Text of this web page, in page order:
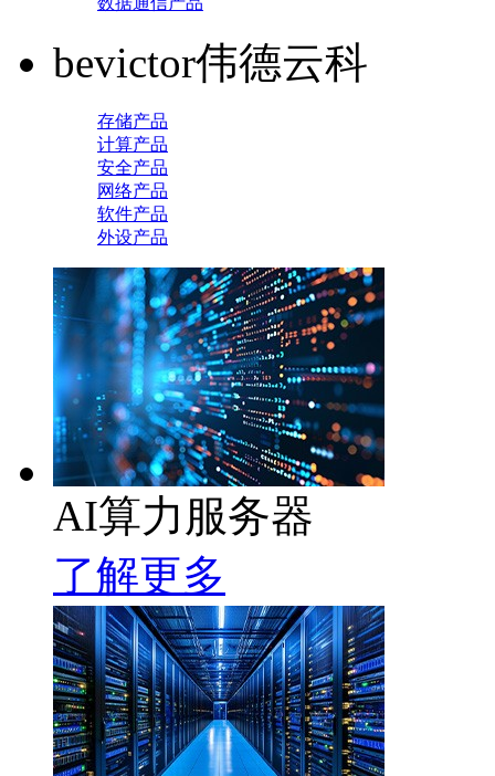
bevictor伟德云科
存储产品
计算产品
安全产品
网络产品
软件产品
外设产品
AI算力服务器
了解更多